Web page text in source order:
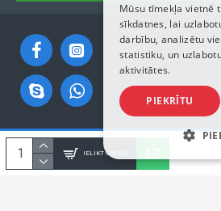
IELIKT GROZĀ
Autortiesības © 2023,
Mūsu tīmekļa vietnē
sīkdatnes, lai
darbību, analizētu
statistiku, un
aktivitātes.
PIEKRĪTU